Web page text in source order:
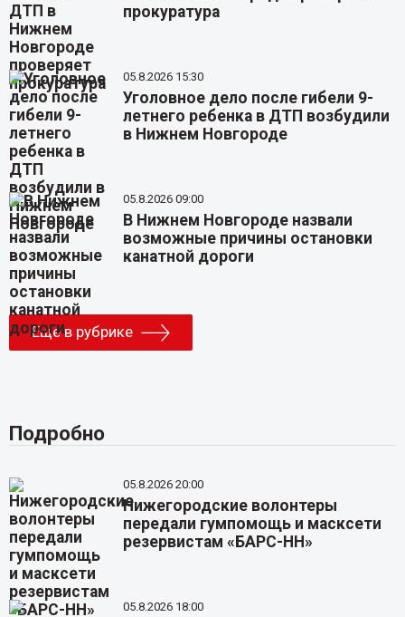
прокуратура
05.8.2026 15:30
Уголовное дело после гибели 9-
летнего ребенка в ДТП возбудили
в Нижнем Новгороде
05.8.2026 09:00
В Нижнем Новгороде назвали
возможные причины остановки
канатной дороги
Еще в рубрике
Подробно
05.8.2026 20:00
Нижегородские волонтеры
передали гумпомощь и масксети
резервистам «БАРС-НН»
05.8.2026 18:00